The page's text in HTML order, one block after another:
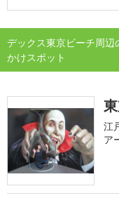
デックス東京ビーチ周
かけスポット
江
ア